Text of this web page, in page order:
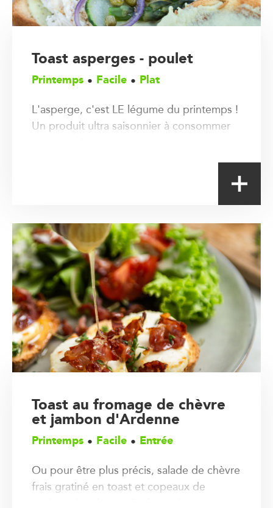
Toast asperges - poulet
Printemps Facile Plat
L'asperge, c'est LE légume du printemps !
Un produit ultra saisonnier à consommer
Toast au fromage de chèvre
et jambon d'Ardenne
Printemps Facile Entrée
Ou pour être plus précis, salade de chèvre
frais gratiné en toast et copeaux de